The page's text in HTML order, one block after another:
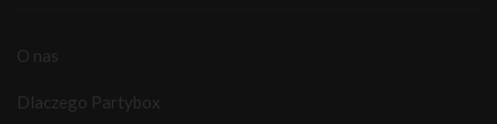
O nas
Dlaczego Partybox